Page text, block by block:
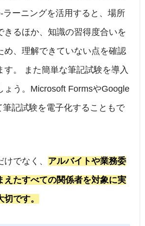
ラーニングを活用すると、場所
きるほか、知識の習得度合いを
め、理解できていない点を確認
す。 また簡単な筆記試験を導入
ょう。Microsoft FormsやGoogle
筆記試験を電子化することもで
でなく、 アルバイトや業務委
えたすべての関係者を対象に実
です。